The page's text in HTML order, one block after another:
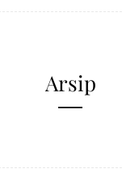
Arsip